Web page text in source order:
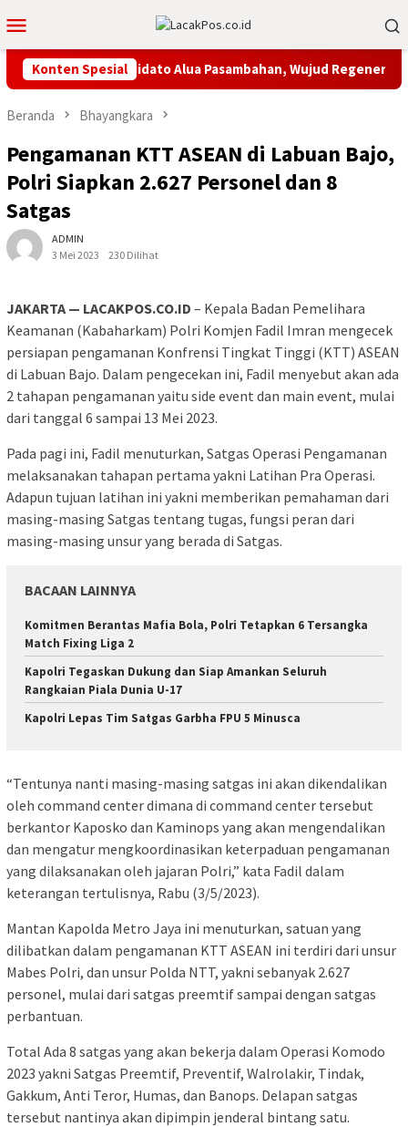
ke
kontenMobile
Konten Spesial
Gelar Lomba Pidato Alua Pasambahan, Wujud Regenerasi
Beranda Bhayangkara
Pengamanan KTT ASEAN di Labuan Bajo,
Polri Siapkan 2.627 Personel dan 8
Satgas
ADMIN
3 Mei 2023
230 Dilihat
JAKARTA — LACAKPOS.CO.ID – Kepala Badan Pemelihara
Keamanan (Kabaharkam) Polri Komjen Fadil Imran mengecek
persiapan pengamanan Konfrensi Tingkat Tinggi (KTT) ASEAN
di Labuan Bajo. Dalam pengecekan ini, Fadil menyebut akan ada
2 tahapan pengamanan yaitu side event dan main event, mulai
dari tanggal 6 sampai 13 Mei 2023.
Pada pagi ini, Fadil menuturkan, Satgas Operasi Pengamanan
melaksanakan tahapan pertama yakni Latihan Pra Operasi.
Adapun tujuan latihan ini yakni memberikan pemahaman dari
masing-masing Satgas tentang tugas, fungsi peran dari
masing-masing unsur yang berada di Satgas.
BACAAN LAINNYA
Komitmen Berantas Mafia Bola, Polri Tetapkan 6 Tersangka
Match Fixing Liga 2
Kapolri Tegaskan Dukung dan Siap Amankan Seluruh
Rangkaian Piala Dunia U-17
Kapolri Lepas Tim Satgas Garbha FPU 5 Minusca
“Tentunya nanti masing-masing satgas ini akan dikendalikan
oleh command center dimana di command center tersebut
berkantor Kaposko dan Kaminops yang akan mengendalikan
dan mengatur mengkoordinasikan keterpaduan pengamanan
yang dilaksanakan oleh jajaran Polri,” kata Fadil dalam
keterangan tertulisnya, Rabu (3/5/2023).
Mantan Kapolda Metro Jaya ini menuturkan, satuan yang
dilibatkan dalam pengamanan KTT ASEAN ini terdiri dari unsur
Mabes Polri, dan unsur Polda NTT, yakni sebanyak 2.627
personel, mulai dari satgas preemtif sampai dengan satgas
perbantuan.
Total Ada 8 satgas yang akan bekerja dalam Operasi Komodo
2023 yakni Satgas Preemtif, Preventif, Walrolakir, Tindak,
Gakkum, Anti Teror, Humas, dan Banops. Delapan satgas
tersebut nantinya akan dipimpin jenderal bintang satu.